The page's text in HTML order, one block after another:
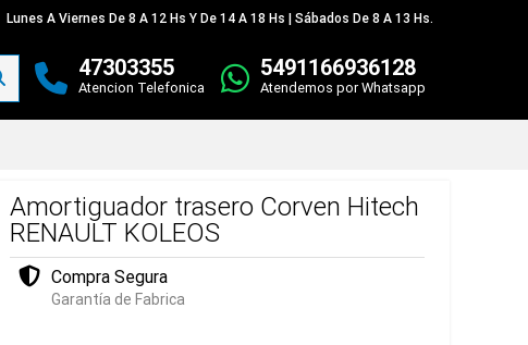
Lunes A Viernes De 8 A 12 Hs Y De 14 A 18 Hs | Sábados De 8 A 13 Hs.
47303355
Atencion Telefonica
5491166936128
Atendemos por Whatsapp
Amortiguador trasero Corven Hitech
RENAULT KOLEOS
Compra Segura
Garantía de Fabrica